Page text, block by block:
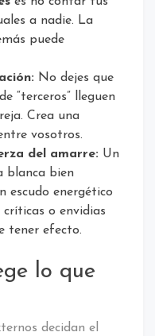
a nadie. La
puede
No dejes que
“terceros” lleguen
Crea una
vosotros.
del amarre: Un
blanca bien
escudo energético
críticas o envidias
tener efecto.
lo que
decidan el